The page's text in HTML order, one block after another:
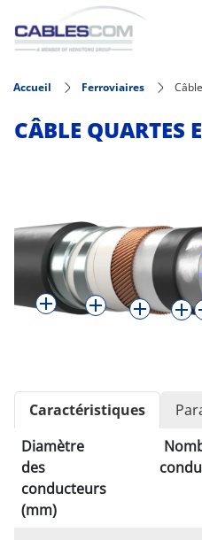
Aller au contenu principal
Accueil Ferroviaires
CÂBLE QUARTES
Caractéristiques
Diamètre
des
conducteurs
(mm)